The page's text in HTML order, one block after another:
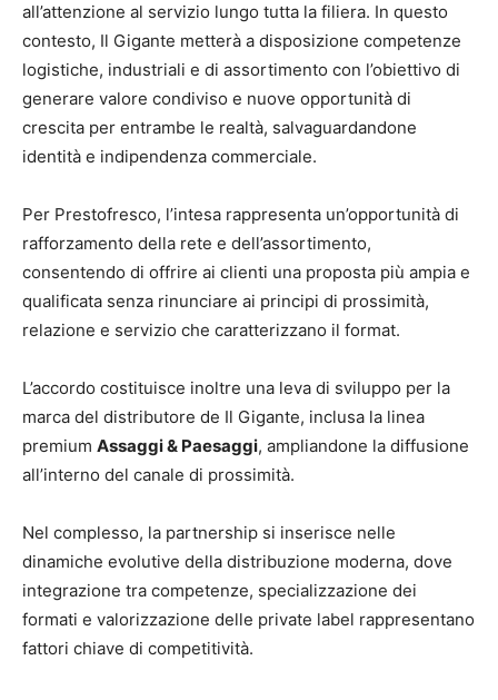
all’attenzione al servizio lungo tutta la filiera. In questo
contesto, Il Gigante metterà a disposizione competenze
logistiche, industriali e di assortimento con l’obiettivo di
generare valore condiviso e nuove opportunità di
crescita per entrambe le realtà, salvaguardandone
identità e indipendenza commerciale.
Per Prestofresco, l’intesa rappresenta un’opportunità di
rafforzamento della rete e dell’assortimento,
consentendo di offrire ai clienti una proposta più ampia e
qualificata senza rinunciare ai principi di prossimità,
relazione e servizio che caratterizzano il format.
L’accordo costituisce inoltre una leva di sviluppo per la
marca del distributore de Il Gigante, inclusa la linea
premium Assaggi & Paesaggi, ampliandone la diffusione
all’interno del canale di prossimità.
Nel complesso, la partnership si inserisce nelle
dinamiche evolutive della distribuzione moderna, dove
integrazione tra competenze, specializzazione dei
formati e valorizzazione delle private label rappresentano
fattori chiave di competitività.